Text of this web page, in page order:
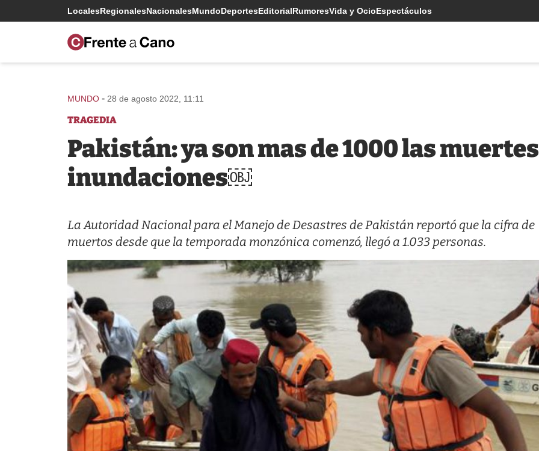
LocalesRegionalesNacionalesMundoDeportesEditorialRumoresVida y OcioEspectáculos
MUNDO - 28 de agosto 2022, 11:11
TRAGEDIA
Pakistán: ya son mas de 1000 las
inundaciones￼
La Autoridad Nacional para el Manejo de Desastres de Pakistán reportó que la cifra de
muertos desde que la temporada monzónica comenzó, llegó a 1.033 personas.